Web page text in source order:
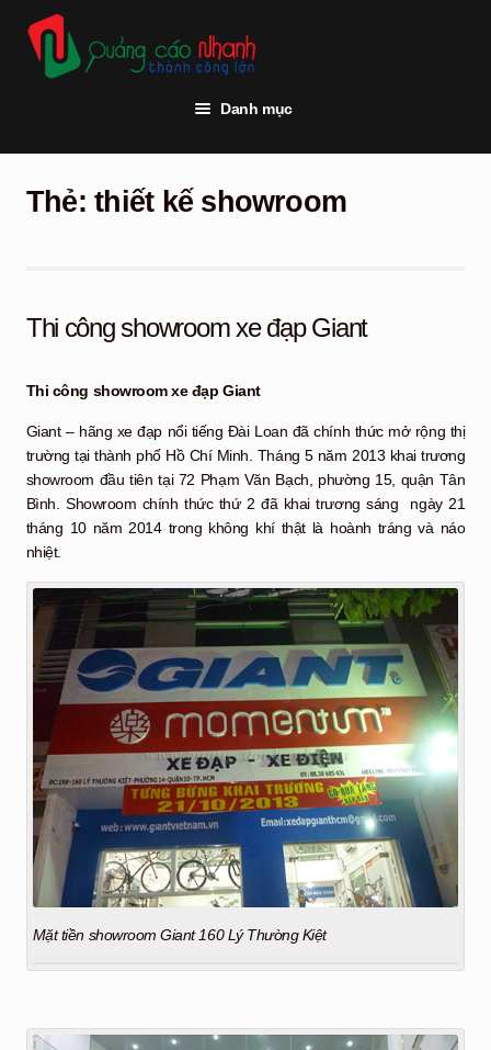
đến
Điều
Chuyển
đến
nội
Danh mục
Thi công quảng cáo
Khách hàng
Tư vấn kỹ thuật
Thẻ:thiết kế showroom
Thi công showroom xe đạp Giant
Thi công showroom xe đạp Giant
Giant – hãng xe đạp nổi tiếng Đài Loan đã chính thức mở rộng thị
trường tại thành phố Hồ Chí Minh. Tháng 5 năm 2013 khai trương
showroom đầu tiên tại 72 Phạm Văn Bạch, phường 15, quận Tân
Bình. Showroom chính thức thứ 2 đã khai trương sáng ngày 21
tháng 10 năm 2014 trong không khí thật là hoành tráng và náo
nhiệt.
Mặt tiền showroom Giant 160 Lý Thường Kiệt